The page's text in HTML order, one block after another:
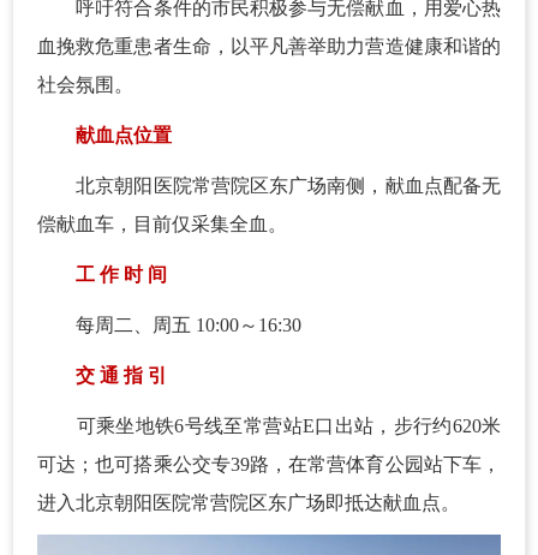
呼吁符合条件的市民积极参与无偿献血，用爱心热
血挽救危重患者生命，以平凡善举助力营造健康和谐的
社会氛围。
献血点位置
北京朝阳医院常营院区东广场南侧，献血点配备无
偿献血车，目前仅采集全血。
工 作 时 间
每周二、周五 10:00～16:30
交 通 指 引
可乘坐地铁6号线至常营站E口出站，步行约620米
可达；也可搭乘公交专39路，在常营体育公园站下车，
进入北京朝阳医院常营院区东广场即抵达献血点。